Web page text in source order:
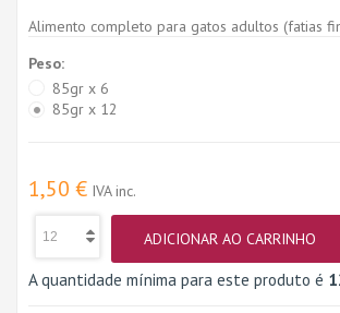
Alimento completo para gatos adultos (fatias
Peso:
85gr x 6
85gr x 12
1,50 € IVA inc.
ADICIONAR AO CARRINHO
A quantidade mínima para este produto é